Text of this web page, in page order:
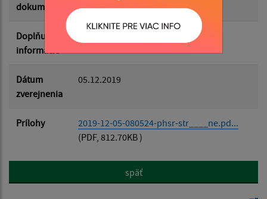
dokumentu
Doplňujúce
informácie
Dátum
zverejnenia
05.12.2019
Prílohy
2019-12-05-080524-phsr-str____ne.pd...
(PDF, 812.70KB )
späť